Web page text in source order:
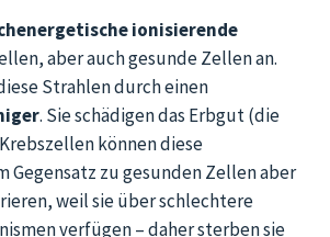
ionisierende
aber auch gesunde Zellen an.
Strahlen durch einen
. Sie schädigen das Erbgut (die
können diese
Gegensatz zu gesunden Zellen aber
weil sie über schlechtere
verfügen – daher sterben sie